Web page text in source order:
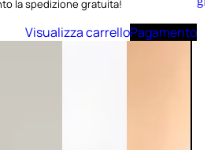
carrello
la spedizione gratuita!
Visualizza carrelloPagamento